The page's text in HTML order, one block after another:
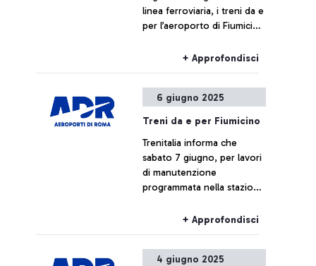
linea ferroviaria, i treni da e
per l’aeroporto di Fiumicino
cancellazioni.+ Approfondisci
6 giugno 2025
Treni da e per Fiumicino
Trenitalia informa che
sabato 7 giugno, per lavori
di manutenzione
programmata nella stazione
treni da e per l’aeroporto di
Fiumicino potranno subire
variazioni e/o cancellazioni.
+ Approfondisci
4 giugno 2025